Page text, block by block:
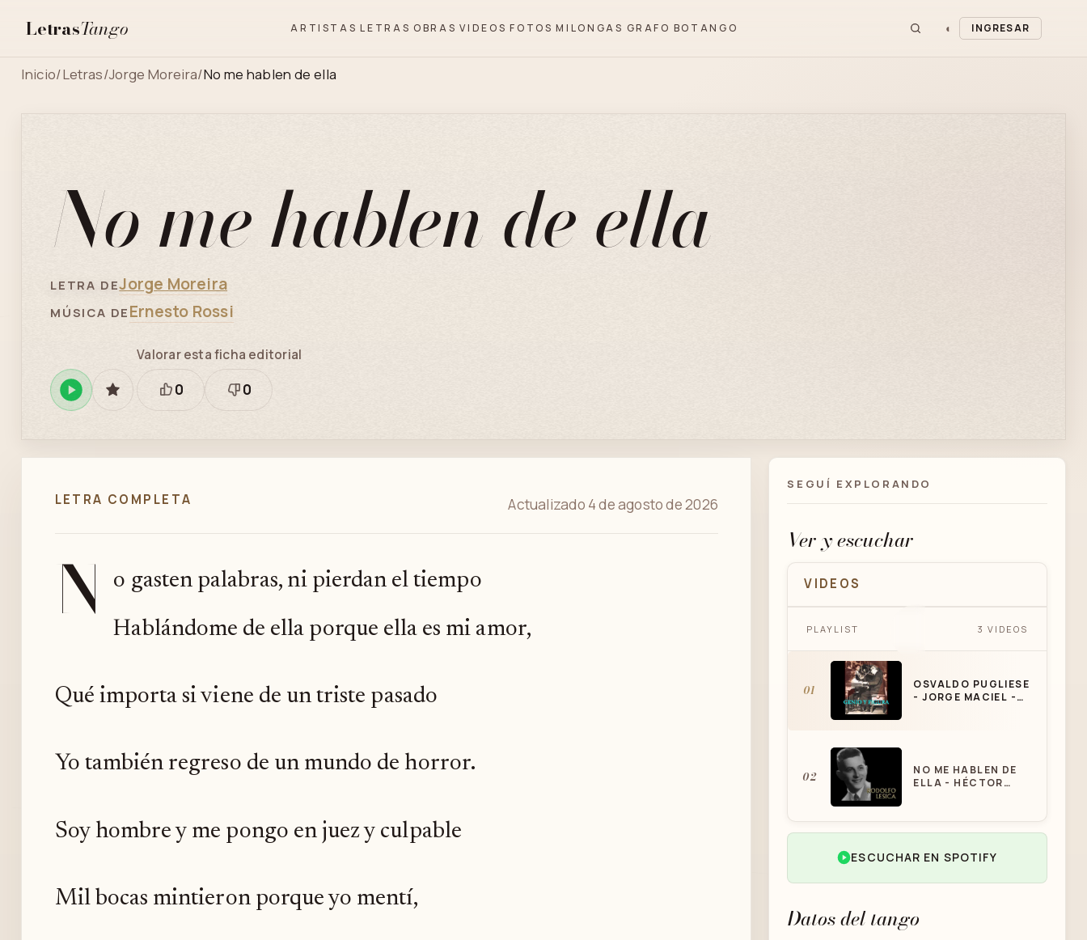
LetrasTango ARTISTAS LETRAS OBRAS VIDEOS FOTOS MILONGAS GRAFO BOTANGO ◐ INGRESAR
Inicio/Letras/Jorge Moreira/No me hablen de ella
No me hablen de ella
LETRA DEJorge Moreira
MÚSICA DE Ernesto Rossi
ReproducirGUARDAR
Valorar esta ficha editorial
Está
0
Necesita
0
LETRA COMPLETA Actualizado 4 de agosto de 2026
N o gasten palabras, ni pierdan el tiempo
Hablándome de ella porque ella es mi amor,
Qué importa si viene de un triste pasado
Yo también regreso de un mundo de horror.
Soy hombre y me pongo en juez y culpable
Mil bocas mintieron porque yo mentí,
SEGUÍ EXPLORANDO
Ver y escuchar
VIDEOS
MACIEL - NO ME HABLEN DE
PLAYLIST 3 VIDEOS
01
OSVALDO PUGLIESE
- JORGE MACIEL -
02
NO ME HABLEN DE
ELLA - HÉCTOR
ELIO ROCA - NO ME
TANGO
ESCUCHAR EN SPOTIFY
Datos del tango